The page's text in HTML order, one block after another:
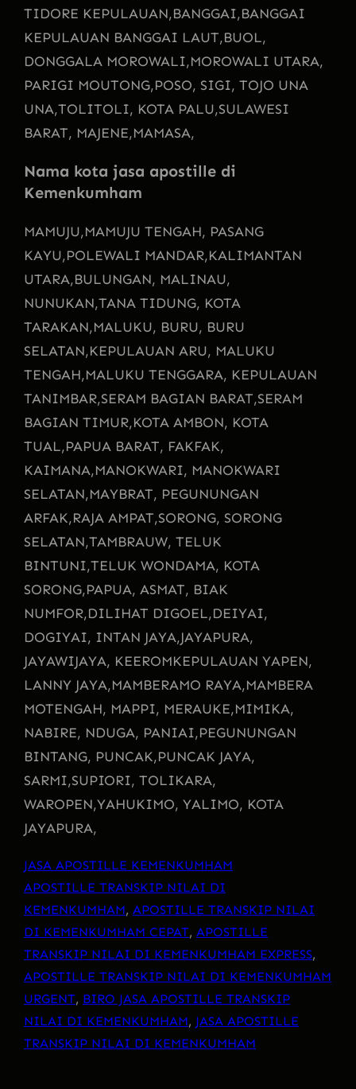
TIDORE KEPULAUAN,BANGGAI,BANGGAI
KEPULAUAN BANGGAI LAUT,BUOL,
DONGGALA MOROWALI,MOROWALI UTARA,
PARIGI MOUTONG,POSO, SIGI, TOJO UNA
UNA,TOLITOLI, KOTA PALU,SULAWESI
BARAT, MAJENE,MAMASA,
Nama kota jasa apostille di
Kemenkumham
MAMUJU,MAMUJU TENGAH, PASANG
KAYU,POLEWALI MANDAR,KALIMANTAN
UTARA,BULUNGAN, MALINAU,
NUNUKAN,TANA TIDUNG, KOTA
TARAKAN,MALUKU, BURU, BURU
SELATAN,KEPULAUAN ARU, MALUKU
TENGAH,MALUKU TENGGARA, KEPULAUAN
TANIMBAR,SERAM BAGIAN BARAT,SERAM
BAGIAN TIMUR,KOTA AMBON, KOTA
TUAL,PAPUA BARAT, FAKFAK,
KAIMANA,MANOKWARI, MANOKWARI
SELATAN,MAYBRAT, PEGUNUNGAN
ARFAK,RAJA AMPAT,SORONG, SORONG
SELATAN,TAMBRAUW, TELUK
BINTUNI,TELUK WONDAMA, KOTA
SORONG,PAPUA, ASMAT, BIAK
NUMFOR,DILIHAT DIGOEL,DEIYAI,
DOGIYAI, INTAN JAYA,JAYAPURA,
JAYAWIJAYA, KEEROMKEPULAUAN YAPEN,
LANNY JAYA,MAMBERAMO RAYA,MAMBERA
MOTENGAH, MAPPI, MERAUKE,MIMIKA,
NABIRE, NDUGA, PANIAI,PEGUNUNGAN
BINTANG, PUNCAK,PUNCAK JAYA,
SARMI,SUPIORI, TOLIKARA,
WAROPEN,YAHUKIMO, YALIMO, KOTA
JAYAPURA,
JASA APOSTILLE KEMENKUMHAM
APOSTILLE TRANSKIP NILAI DI
KEMENKUMHAM, APOSTILLE TRANSKIP NILAI
DI KEMENKUMHAM CEPAT, APOSTILLE
TRANSKIP NILAI DI KEMENKUMHAM EXPRESS
APOSTILLE TRANSKIP NILAI DI KEMENKUMHAM
URGENT, BIRO JASA APOSTILLE TRANSKIP
NILAI DI KEMENKUMHAM, JASA APOSTILLE
TRANSKIP NILAI DI KEMENKUMHAM